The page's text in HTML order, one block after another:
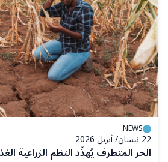
NEWS
22 نيسان/ أبريل 2026
الحر المتطرف يُهدِّد النظم الزراعية